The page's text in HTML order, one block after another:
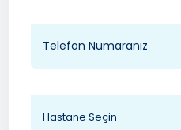
Hastane Seçin